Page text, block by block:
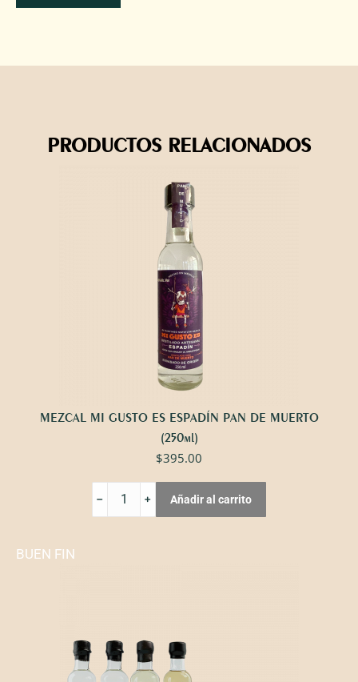
PRODUCTOS RELACIONADOS
MEZCAL MI GUSTO ES ESPADÍN PAN DE MUERTO
(250ml)
$395.00
MI
GUSTO
Añadir al carrito
BUEN FIN